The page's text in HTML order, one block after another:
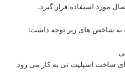
مورد استفاده قرار گیرد.
شاخص های زیر توجه داشت:
ساخت اسپلیت تی به کار می رود